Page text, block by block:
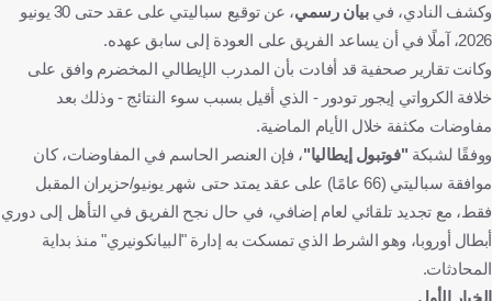
وكشف النادي، فيبيان رسمي
، عن توقيع سباليتي على عقد حتى 30 يونيو
2026، آملًا في أن يساعد الفريق على العودة إلى سابق عهده.
وكانت تقارير صحفية قد أفادت بأن المدرب الإيطالي المخضرم وافق على
خلافة الكرواتي إيجور تودور - الذي أقيل بسبب سوء النتائج - وذلك بعد
مفاوضات مكثفة خلال الأيام الماضية.
ووفقًا لشبكة "فوتبول إيطاليا"، فإن العنصر الحاسم في المفاوضات، كان
موافقة سباليتي (66 عامًا) على عقد يمتد حتى شهر يونيو/حزيران المقبل
فقط، مع تجديد تلقائي لعام إضافي، في حال نجح الفريق في التأهل إلى دوري
أبطال أوروبا، وهو الشرط الذي تمسكت به إدارة "البيانكونيري" منذ بداية
المحادثات.
الخيار الأول